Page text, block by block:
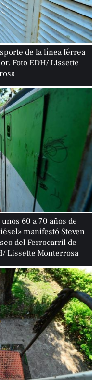
de la línea férrea
Foto EDH/ Lissette
60 a 70 años de
manifestó Steven
del Ferrocarril de
Lissette Monterrosa